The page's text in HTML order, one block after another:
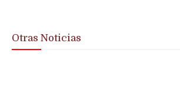
Otras Noticias